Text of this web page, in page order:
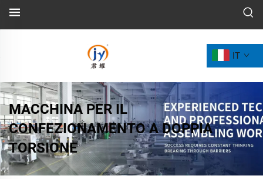
IT
MACCHINA PER IL
CONFEZIONAMENTO A DOPPIA
TORSIONE